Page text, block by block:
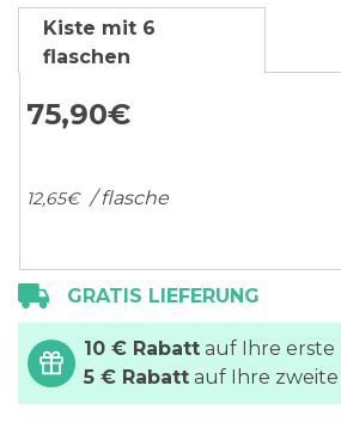
Bildgalerie
springen
Kiste mit 6
flaschen
75,90€
12,65€ / flasche
GRATIS LIEFERUNG
10 € Rabatt auf Ihre erste
5 € Rabatt auf Ihre